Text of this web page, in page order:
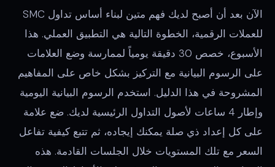
الآن بعد أن أصبح لديك فهم متين لبناء أساس تداول SMC
للعملات الرقمية، الخطوة التالية هي التطبيق العملي. هذا
الأسبوع، خصص 30 دقيقة يومياً لممارسة وضع العلامات
على الرسوم البيانية مع التركيز بشكل خاص على المفاهيم
المشروحة في هذا الدليل. استخدم الرسوم البيانية اليومية
وإطار 4 ساعات لأصول التداول الرئيسية لديك. ضع علامة
على كل إعداد ذي صلة يمكنك إيجاده، ثم تتبع كيفية تفاعل
السعر مع تلك المستويات خلال الجلسات القادمة. هذه